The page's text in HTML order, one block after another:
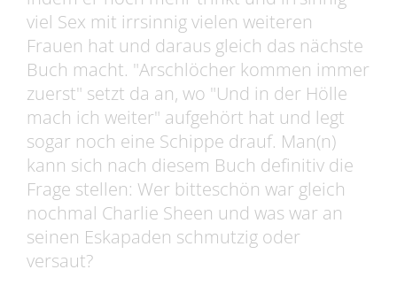
viel Sex mit irrsinnig vielen weiteren
Frauen hat und daraus gleich das nächste
Buch macht. "Arschlöcher kommen immer
zuerst" setzt da an, wo "Und in der Hölle
mach ich weiter" aufgehört hat und legt
sogar noch eine Schippe drauf. Man(n)
kann sich nach diesem Buch definitiv die
Frage stellen: Wer bitteschön war gleich
nochmal Charlie Sheen und was war an
seinen Eskapaden schmutzig oder
versaut?